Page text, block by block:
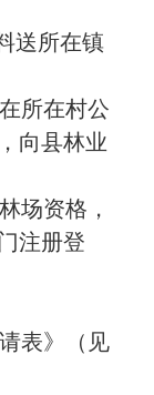
送所在镇
所在村公
向县林业
场资格，
注册登
表》（见